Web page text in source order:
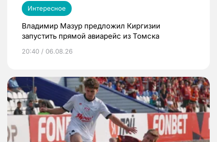
Интересное
Владимир Мазур предложил Киргизии
запустить прямой авиарейс из Томска
20:40 / 06.08.26